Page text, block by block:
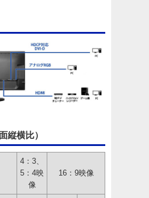
縦横比）
4：3、
5：4映
像
16：9映像